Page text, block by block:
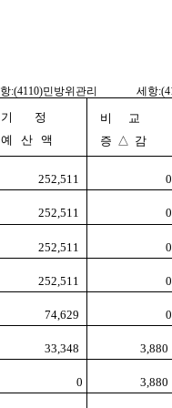
항:(4110)민방위관리 세항
기 정 비 교
예 산 액
증 △ 감
252,511 0
252,511 0
252,511 0
252,511 0
74,629 0
33,348 3,880
0 3,880